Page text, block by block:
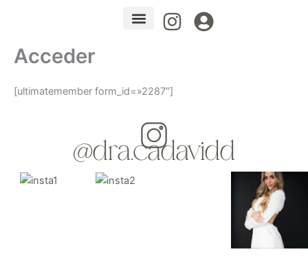
Acceder
[ultimatemember form_id=»2287″]
@dra.cadavidd